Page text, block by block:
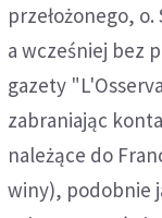
przełożonego,
a wcześniej bez
gazety
zabraniając
należące do
winy), podobnie